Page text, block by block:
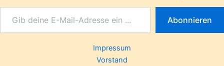
Abonnieren
Impressum
Vorstand